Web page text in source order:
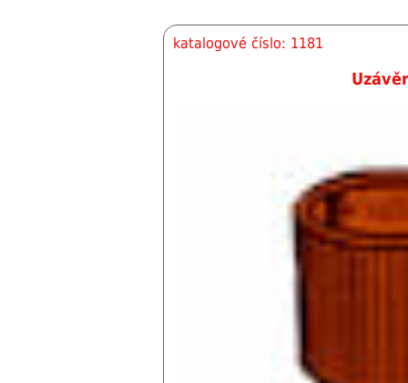
katalogové číslo: 1181